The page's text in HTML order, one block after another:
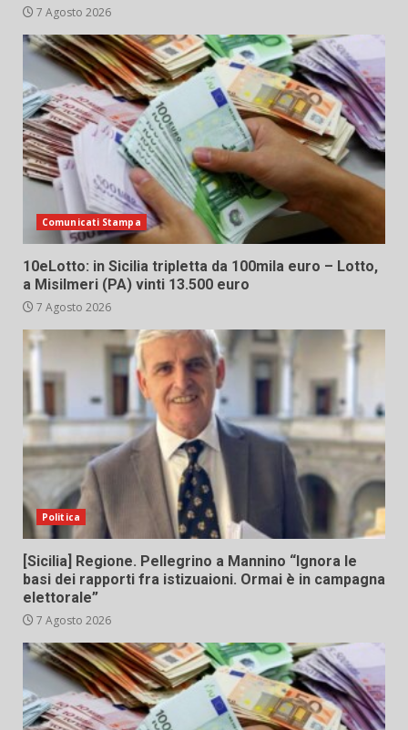
7 Agosto 2026
Comunicati Stampa
10eLotto: in Sicilia tripletta da 100mila euro – Lotto,
a Misilmeri (PA) vinti 13.500 euro
7 Agosto 2026
Politica
[Sicilia] Regione. Pellegrino a Mannino “Ignora le
basi dei rapporti fra istizuaioni. Ormai è in campagna
elettorale”
7 Agosto 2026